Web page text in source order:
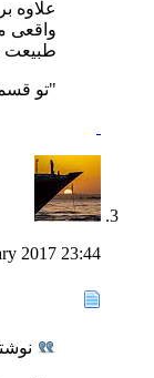
علاوه
واقعی
طبیعت
"تو
2017 23:44